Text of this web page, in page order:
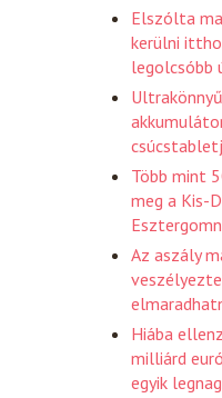
Elszólta
kerülni
legolcsóbb
Több mint
meg a Kis-
Az aszály
Hiába
milliárd
egyik